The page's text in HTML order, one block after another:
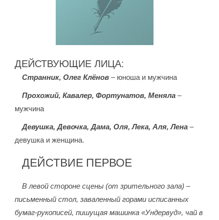
ДЕЙСТВУЮЩИЕ ЛИЦА:
Странник, Олег Клёнов – юноша и мужчина
Прохожий, Кавалер, Фортунатов, Меняла –
мужчина
Девушка, Девочка, Дама, Оля, Лека, Аля, Лена –
девушка и женщина.
ДЕЙСТВИЕ ПЕРВОЕ
В левой стороне сцены (от зрительного зала) –
письменный стол, заваленный горами исписанных
бумаг-рукописей, пишущая машинка «Ундервуд», чай в